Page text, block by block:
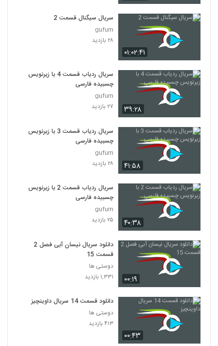
13
سریال Friends فصل اول قسمت 13
۵۱۶ بازدید
۲,۲۹۹ بازدید
16
سریال Friends فصل اول قسمت 16
۴۴۸ بازدید
سریال Friends فصل اول قسمت 17
۲۴۲ بازدید
19
۳۴۸ بازدید
20
سریال Friends فصل اول قسمت 20
۲۴۷ بازدید
۰۱:۰۲:۴۱
سریال سیگنال قسمت 2
gufum
۲۸ بازدید
۳۹:۲۸
سریال ردیاب قسمت 4 با زیرنویس
چسبیده فارسی
gufum
۲۷ بازدید
۴۱:۵۸
سریال ردیاب قسمت 3 با زیرنویس
چسبیده فارسی
gufum
۲۸ بازدید
۴۰:۳۸
سریال ردیاب قسمت 2 با زیرنویس
چسبیده فارسی
gufum
۲۵ بازدید
۰۰:۱۹
دانلود سریال نیسان آبی فصل 2
قسمت 15
دوستی ها
۱,۳۳۱ بازدید
۰۰:۴۳
دانلود قسمت 14 سریال داوینچیز
دوستی ها
۴۱۳ بازدید